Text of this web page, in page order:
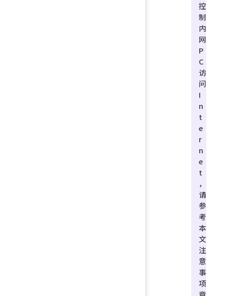
控
制
内
网
P
C
访
问
I
n
t
e
r
n
e
t
，
请
参
考
本
文
注
意
事
项